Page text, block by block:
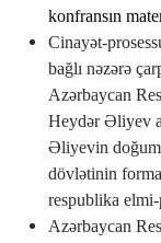
konfransın
Cinayət-
bağlı nəzərə
Azərbaycan
Heydər Əliyev
Əliyevin doğum
dövlətinin
respublika elmi-
Azərbaycan